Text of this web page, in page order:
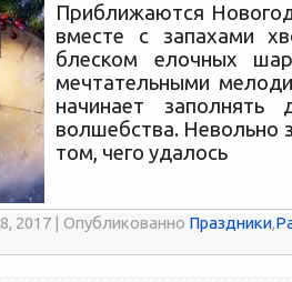
Приближаются
вместе с запахами
блеском елочных
мечтательными
начинает
волшебства. Невольно
том, чего удалось
2017 | Опубликованно Праздники,